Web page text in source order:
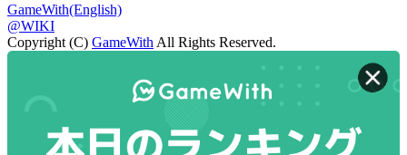
GameWith(English)
@WIKI
Copyright (C) GameWith All Rights Reserved.